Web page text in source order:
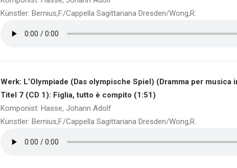
Künstler: Bernius,F./Cappella Sagittariana Dresden/Wong,R.
Werk: L’Olympiade (Das olympische Spiel) (Dramma per
Titel 7 (CD 1): Figlia, tutto è compito (1:51)
Komponist: Hasse, Johann Adolf
Künstler: Bernius,F./Cappella Sagittariana Dresden/Wong,R.